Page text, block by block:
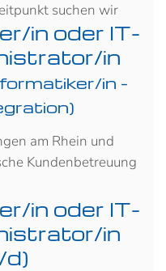
suchen wir
in oder IT-
in
in -
am Rhein und
Kundenbetreuung
in oder IT-
in
d)